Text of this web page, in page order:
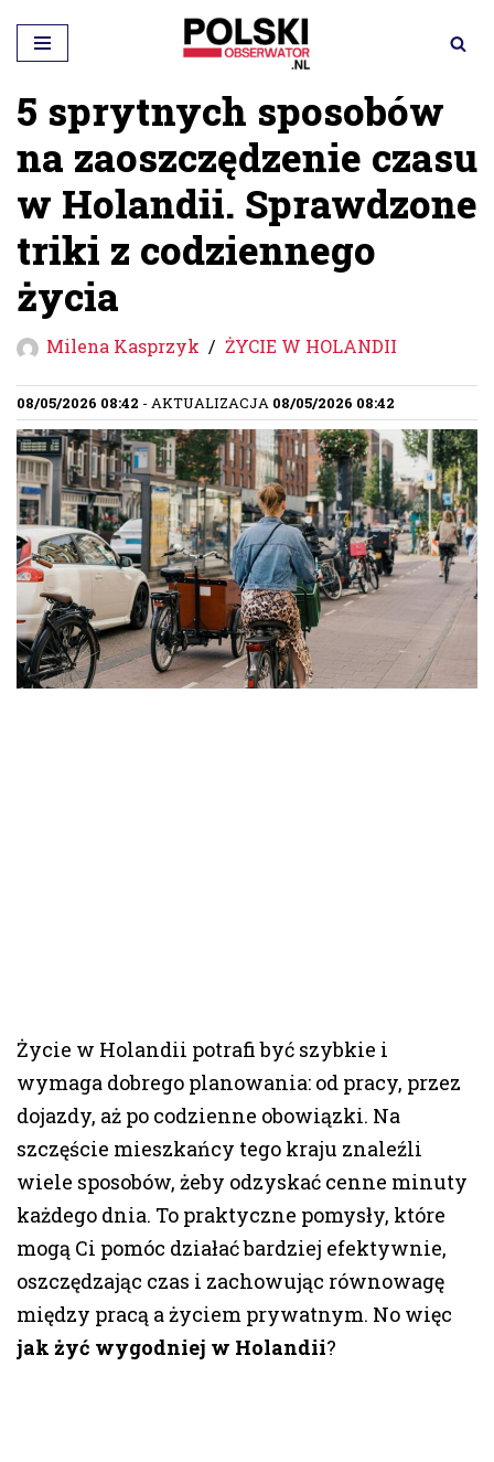
Przejdź
do
treści
5 sprytnych sposobów
na zaoszczędzenie czasu
w Holandii. Sprawdzone
triki z codziennego
życia
Milena Kasprzyk ŻYCIE W HOLANDII
08/05/2026 08:42 - AKTUALIZACJA 08/05/2026 08:42
Życie w Holandii potrafi być szybkie i
wymaga dobrego planowania: od pracy, przez
dojazdy, aż po codzienne obowiązki. Na
szczęście mieszkańcy tego kraju znaleźli
wiele sposobów, żeby odzyskać cenne minuty
każdego dnia. To praktyczne pomysły, które
mogą Ci pomóc działać bardziej efektywnie,
oszczędzając czas i zachowując równowagę
między pracą a życiem prywatnym. No więc
jak żyć wygodniej w Holandii?